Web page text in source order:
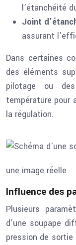
l’étanchéité
Joint
assurant
Dans certaines
des éléments
pilotage ou
température pour
la régulation.
une image réelle
Influence des
Plusieurs
d’une soupape
pression de